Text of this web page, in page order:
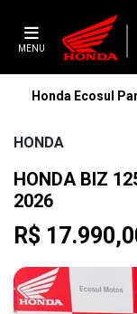
MENU
Honda Ecosul
HONDA
HONDA BIZ
2026
R$